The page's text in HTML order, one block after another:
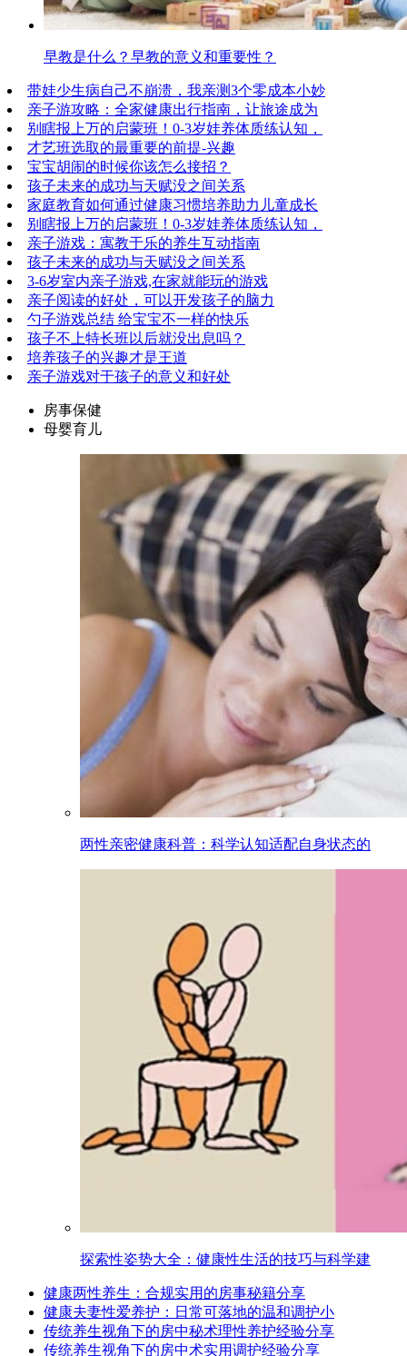
早教是什么？早教的意义和重要性？
带娃少生病自己不崩溃，我亲测3个零成本小妙
亲子游攻略：全家健康出行指南，让旅途成为
别瞎报上万的启蒙班！0-3岁娃养体质练认知，
才艺班选取的最重要的前提-兴趣
宝宝胡闹的时候你该怎么接招？
孩子未来的成功与天赋没之间关系
家庭教育如何通过健康习惯培养助力儿童成长
别瞎报上万的启蒙班！0-3岁娃养体质练认知，
亲子游戏：寓教于乐的养生互动指南
孩子未来的成功与天赋没之间关系
3-6岁室内亲子游戏,在家就能玩的游戏
亲子阅读的好处，可以开发孩子的脑力
勺子游戏总结 给宝宝不一样的快乐
孩子不上特长班以后就没出息吗？
培养孩子的兴趣才是王道
亲子游戏对于孩子的意义和好处
房事保健
母婴育儿
两性亲密健康科普：科学认知适配自身状态的
探索性姿势大全：健康性生活的技巧与科学建
健康两性养生：合规实用的房事秘籍分享
健康夫妻性爱养护：日常可落地的温和调护小
传统养生视角下的房中秘术理性养护经验分享
传统养生视角下的房中术实用调护经验分享